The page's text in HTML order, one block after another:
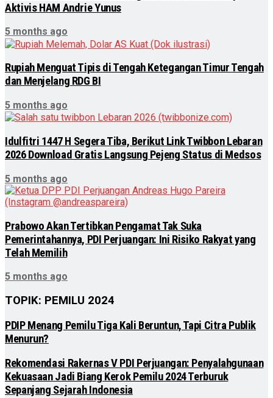
Aktivis HAM Andrie Yunus
5 months ago
Rupiah Menguat Tipis di Tengah Ketegangan Timur Tengah
dan Menjelang RDG BI
5 months ago
Idulfitri 1447 H Segera Tiba, Berikut Link Twibbon Lebaran
2026 Download Gratis Langsung Pejeng Status di Medsos
5 months ago
Prabowo Akan Tertibkan Pengamat Tak Suka
Pemerintahannya, PDI Perjuangan: Ini Risiko Rakyat yang
Telah Memilih
5 months ago
TOPIK: PEMILU 2024
PDIP Menang Pemilu Tiga Kali Beruntun, Tapi Citra Publik
Menurun?
Rekomendasi Rakernas V PDI Perjuangan: Penyalahgunaan
Kekuasaan Jadi Biang Kerok Pemilu 2024 Terburuk
Sepanjang Sejarah Indonesia